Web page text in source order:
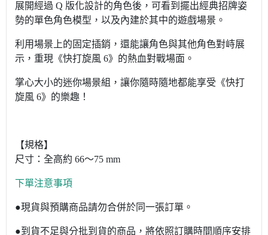
展開經過 Q 版化設計的角色後，可看到擺出經典招牌姿
勢的單色角色模型，以及內建於其中的遊戲場景。
利用場景上的固定插銷，還能讓角色與其他角色對峙展
示，重現《快打旋風 6》的熱血對戰場面。
掌心大小的迷你場景組，讓你隨時隨地都能享受《快打
旋風 6》的樂趣！
【規格】
尺寸：全高約 66～75 mm
下單注意事項
●現貨與預購商品請勿合併於同一張訂單。
●到貨不足與分批到貨的商品，將依照訂購時間順序安排